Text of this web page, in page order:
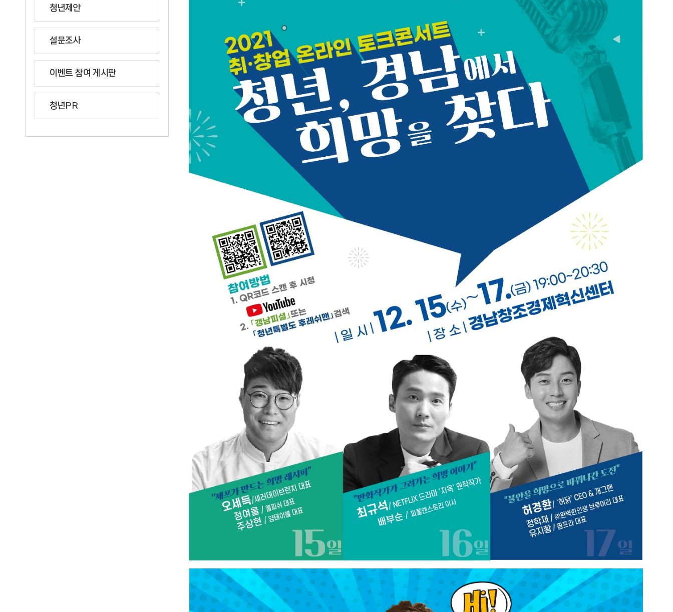
청년제안
설문조사
이벤트 참여 게시판
청년PR